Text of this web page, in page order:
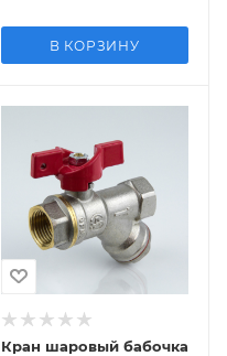
В КОРЗИНУ
Кран шаровый бабочка